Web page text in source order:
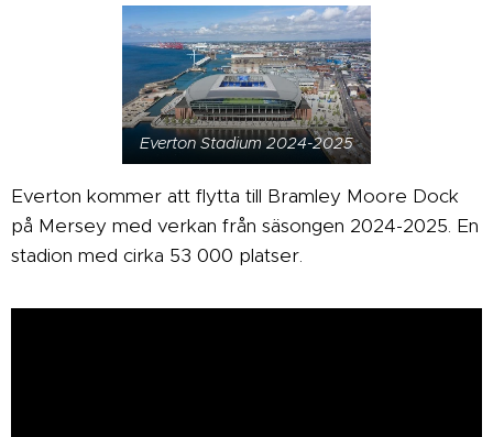
Everton Stadium 2024-2025
Everton kommer att flytta till Bramley Moore Dock
på Mersey med verkan från säsongen 2024-2025. En
stadion med cirka 53 000 platser.